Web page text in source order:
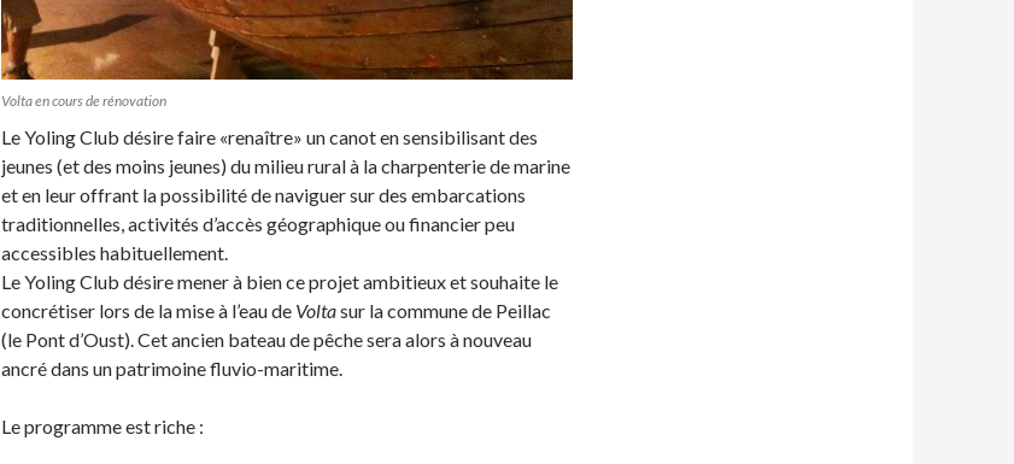
Volta en cours de rénovation
Le Yoling Club désire faire «renaître» un canot en sensibilisant des
jeunes (et des moins jeunes) du milieu rural à la charpenterie de marine
et en leur offrant la possibilité de naviguer sur des embarcations
traditionnelles, activités d’accès géographique ou financier peu
accessibles habituellement.
Le Yoling Club désire mener à bien ce projet ambitieux et souhaite le
concrétiser lors de la mise à l’eau de Voltasur la commune de Peillac
(le Pont d’Oust). Cet ancien bateau de pêche sera alors à nouveau
ancré dans un patrimoine fluvio-maritime.
Le programme est riche :